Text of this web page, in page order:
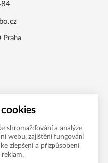
shromažďování a analýze
webu, zajištění fungování
zlepšení a přizpůsobení
reklam.